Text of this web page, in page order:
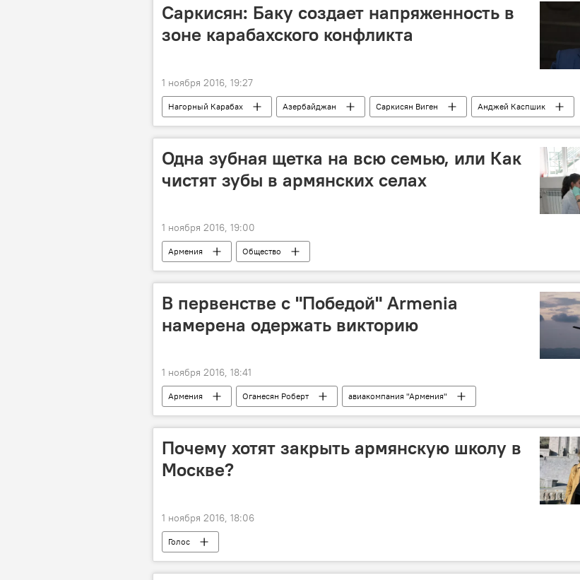
Саркисян: Баку создает напряженность в
зоне карабахского конфликта
1 ноября 2016, 19:27
Нагорный Карабах Азербайджан Саркисян Виген
Анджей Каспшик
напряженность на границе
Одна зубная щетка на всю семью, или Как
чистят зубы в армянских селах
1 ноября 2016, 19:00
Армения Общество
В первенстве с "Победой" Armenia
намерена одержать викторию
1 ноября 2016, 18:41
Армения Оганесян Роберт
авиакомпания "Армения"
авиакомпания-лоукостер "Победа"
Почему хотят закрыть армянскую школу в
Москве?
1 ноября 2016, 18:06
Голос